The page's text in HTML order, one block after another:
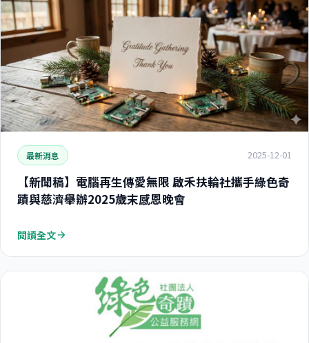
最新消息 2025-12-01
【新聞稿】電腦再生傳愛無限 啟禾扶輪社攜手綠色奇
蹟與慈濟舉辦2025歲末感恩晚會
閱讀全文arrow_forward